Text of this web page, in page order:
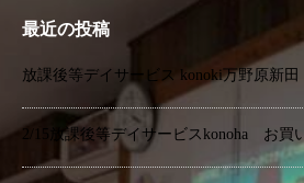
最近の投稿
放課後等デイサービス konoki万野原新田
2/15放課後等デイサービスkonoha お買